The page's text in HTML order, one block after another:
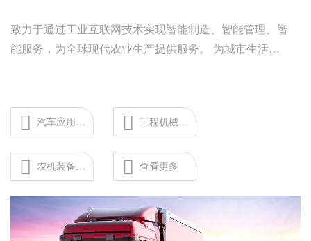
致力于通过工业互联网技术实现智能制造、智能管理、智
能服务，为全球现代农业生产提供服务。 为城市生活建
汽车应用领域 工程机械应用领域
农机装备应用领域 查看更多